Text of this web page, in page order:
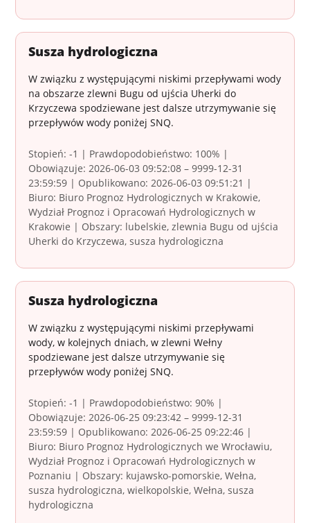
Susza hydrologiczna
W związku z występującymi niskimi przepływami wody
na obszarze zlewni Bugu od ujścia Uherki do
Krzyczewa spodziewane jest dalsze utrzymywanie się
przepływów wody poniżej SNQ.
Stopień: -1 | Prawdopodobieństwo: 100% |
Obowiązuje: 2026-06-03 09:52:08 – 9999-12-31
23:59:59 | Opublikowano: 2026-06-03 09:51:21 |
Biuro: Biuro Prognoz Hydrologicznych w Krakowie,
Wydział Prognoz i Opracowań Hydrologicznych w
Krakowie | Obszary: lubelskie, zlewnia Bugu od ujścia
Uherki do Krzyczewa, susza hydrologiczna
Susza hydrologiczna
W związku z występującymi niskimi przepływami
wody, w kolejnych dniach, w zlewni Wełny
spodziewane jest dalsze utrzymywanie się
przepływów wody poniżej SNQ.
Stopień: -1 | Prawdopodobieństwo: 90% |
Obowiązuje: 2026-06-25 09:23:42 – 9999-12-31
23:59:59 | Opublikowano: 2026-06-25 09:22:46 |
Biuro: Biuro Prognoz Hydrologicznych we Wrocławiu,
Wydział Prognoz i Opracowań Hydrologicznych w
Poznaniu | Obszary: kujawsko-pomorskie, Wełna,
susza hydrologiczna, wielkopolskie, Wełna, susza
hydrologiczna